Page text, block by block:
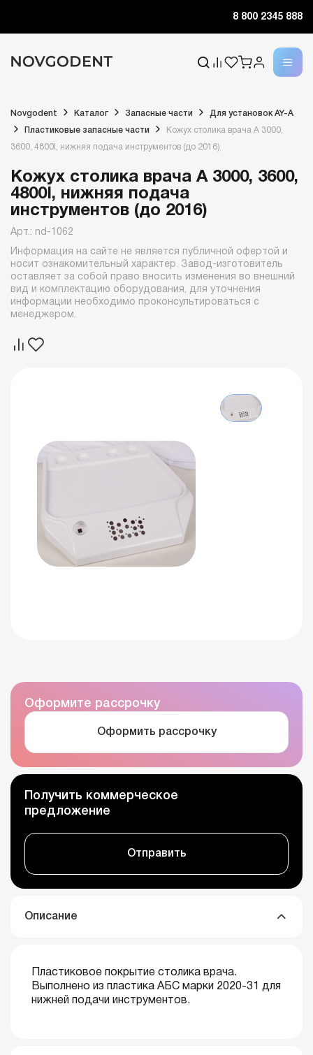
8 800 2345 888
Novgodent Каталог Запасные части Для установок AY-A
Пластиковые запасные части Кожух столика врача A 3000,
3600, 4800I, нижняя подача инструментов (до 2016)
Кожух столика врача A 3000, 3600,
4800I, нижняя подача
инструментов (до 2016)
Арт.: nd-1062
Информация на сайте не является публичной офертой и
носит ознакомительный характер. Завод-изготовитель
оставляет за собой право вносить изменения во внешний
вид и комплектацию оборудования, для уточнения
информации необходимо проконсультироваться с
менеджером.
Оформите рассрочку
Оформить рассрочку
Получить коммерческое
предложение
Отправить
Описание
Пластиковое покрытие столика врача.
Выполнено из пластика АБС марки 2020-31 для
нижней подачи инструментов.